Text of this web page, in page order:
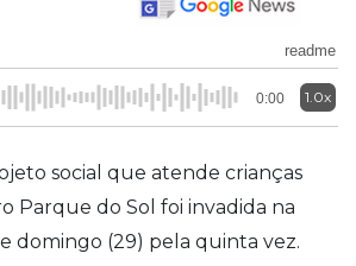
readme
0:00 1.0x
social que atende crianças
Parque do Sol foi invadida na
domingo (29) pela quinta vez.